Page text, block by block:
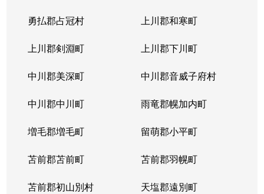
勇払郡占冠村 上川郡和寒町
上川郡剣淵町 上川郡下川町
中川郡美深町 中川郡音威子府村
中川郡中川町 雨竜郡幌加内町
増毛郡増毛町 留萌郡小平町
苫前郡苫前町 苫前郡羽幌町
苫前郡初山別村 天塩郡遠別町